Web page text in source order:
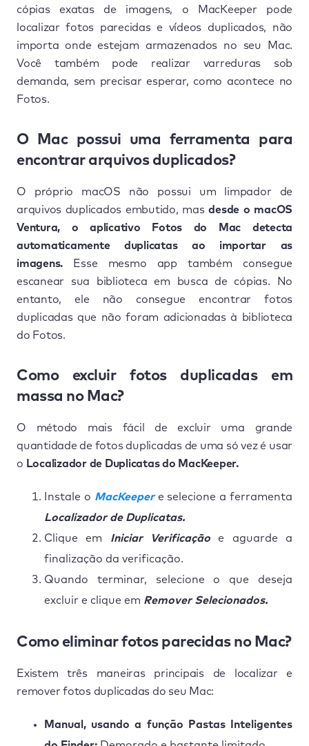
cópias exatas de imagens, o MacKeeper pode
localizar fotos parecidas e vídeos duplicados, não
importa onde estejam armazenados no seu Mac.
Você também pode realizar varreduras sob
demanda, sem precisar esperar, como acontece no
Fotos.
O Mac possui uma ferramenta para
encontrar arquivos duplicados?
O próprio macOS não possui um limpador de
arquivos duplicados embutido, masdesde o macOS
Ventura, o aplicativo Fotos do Mac detecta
automaticamente duplicatas ao importar as
imagens. Esse mesmo app também consegue
escanear sua biblioteca em busca de cópias. No
entanto, ele não consegue encontrar fotos
duplicadas que não foram adicionadas à biblioteca
do Fotos.
Como excluir fotos duplicadas em
massa no Mac?
O método mais fácil de excluir uma grande
quantidade de fotos duplicadas de uma só vez é usar
o Localizador de Duplicatas do MacKeeper.
Instale o MacKeepere selecione a ferramenta
Localizador de Duplicatas.
Clique em Iniciar Verificação e aguarde a
finalização da verificação.
Quando terminar, selecione o que deseja
excluir e clique em Remover Selecionados.
Como eliminar fotos parecidas no Mac?
Existem três maneiras principais de localizar e
remover fotos duplicadas do seu Mac:
Manual, usando a função Pastas Inteligentes